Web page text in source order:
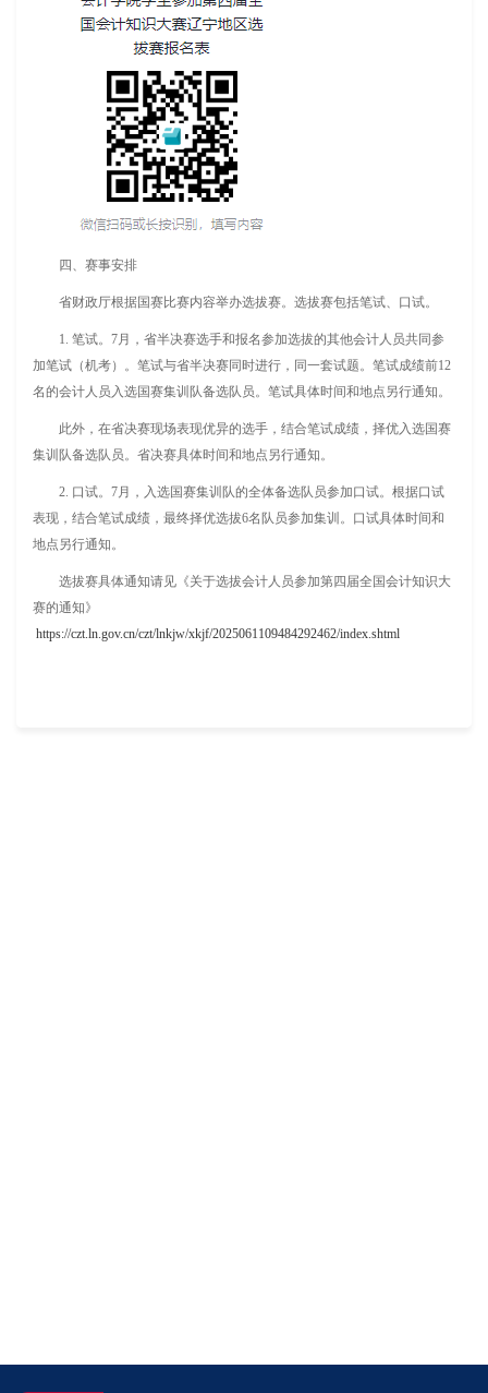
四、赛事安排
省财政厅根据国赛比赛内容举办选拔赛。选拔赛包括笔试、口试。
1. 笔试。7月，省半决赛选手和报名参加选拔的其他会计人员共同参
加笔试（机考）。笔试与省半决赛同时进行，同一套试题。笔试成绩前12
名的会计人员入选国赛集训队备选队员。笔试具体时间和地点另行通知。
此外，在省决赛现场表现优异的选手，结合笔试成绩，择优入选国赛
集训队备选队员。省决赛具体时间和地点另行通知。
2. 口试。7月，入选国赛集训队的全体备选队员参加口试。根据口试
表现，结合笔试成绩，最终择优选拔6名队员参加集训。口试具体时间和
地点另行通知。
选拔赛具体通知请见《关于选拔会计人员参加第四届全国会计知识大
赛的通知》
https://czt.ln.gov.cn/czt/lnkjw/xkjf/2025061109484292462/index.shtml